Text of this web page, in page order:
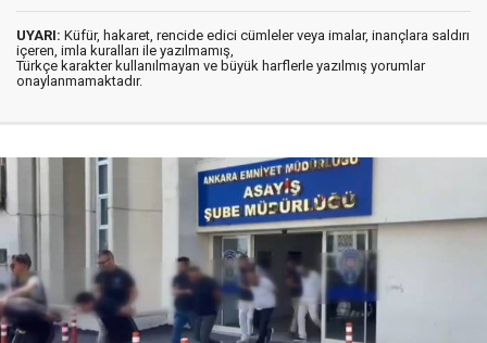
UYARI: Küfür, hakaret, rencide edici cümleler veya imalar, inançlara saldırı
içeren, imla kuralları ile yazılmamış,
Türkçe karakter kullanılmayan ve büyük harflerle yazılmış yorumlar
onaylanmamaktadır.